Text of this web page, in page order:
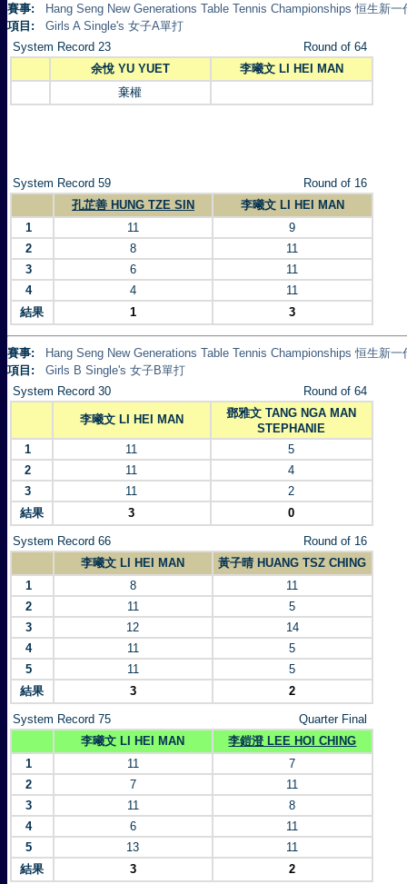
賽事:
Hang Seng New Generations Table Tennis Championships 恒生新
項目:
Girls A Single's 女子A單打
System Record 23
Round of 64
余悅 YU YUET
李曦文 LI HEI MAN
棄權
System Record 59
Round of 16
孔芷善 HUNG TZE SIN
李曦文 LI HEI MAN
1
11
9
2
8
11
3
6
11
4
4
11
結果
1 3
賽事:
Hang Seng New Generations Table Tennis Championships 恒生新
項目:
Girls B Single's 女子B單打
System Record 30
Round of 64
李曦文 LI HEI MAN
鄧雅文 TANG NGA MAN
STEPHANIE
1
11
5
2
11
4
3
11
2
結果
3 0
System Record 66
Round of 16
李曦文 LI HEI MAN
黃子晴 HUANG TSZ CHING
1
8
11
2
11
5
3
12
14
4
11
5
5
11
5
結果
3 2
System Record 75
Quarter Final
李曦文 LI HEI MAN
李鎧澄 LEE HOI CHING
1
11
7
2
7
11
3
11
8
4
6
11
5
13
11
結果
3 2